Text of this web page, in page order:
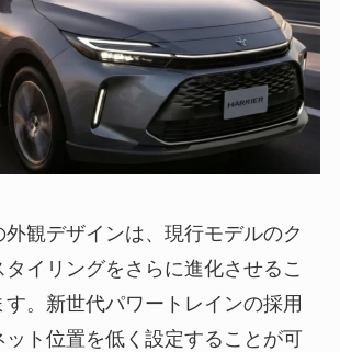
観デザインは、現行モデルのク
イリングをさらに進化させるこ
す。新世代パワートレインの採用
ト位置を低く設定することが可